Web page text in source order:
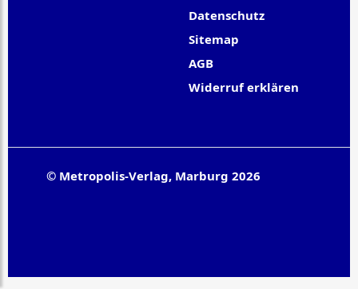
Datenschutz
Sitemap
AGB
Widerruf erklären
© Metropolis-Verlag, Marburg 2026